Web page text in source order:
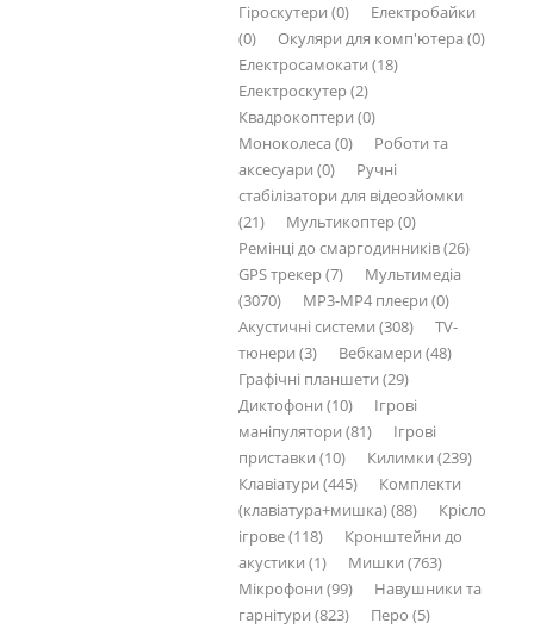
Гіроскутери (0)
Електробайки
(0)
Окуляри для комп'ютера (0)
Електросамокати (18)
Електроскутер (2)
Квадрокоптери (0)
Моноколеса (0)
Роботи та
аксесуари (0)
Ручні
стабілізатори для відеозйомки
(21)
Мультикоптер (0)
Ремінці до смаргодинників (26)
GPS трекер (7)
Мультимедіа
(3070)
MP3-MP4 плеєри (0)
Акустичні системи (308)
TV-
тюнери (3)
Вебкамери (48)
Графічні планшети (29)
Диктофони (10)
Ігрові
маніпулятори (81)
Ігрові
приставки (10)
Килимки (239)
Клавіатури (445)
Комплекти
(клавіатура+мишка) (88)
Крісло
ігрове (118)
Кронштейни до
акустики (1)
Мишки (763)
Мікрофони (99)
Навушники та
гарнітури (823)
Перо (5)